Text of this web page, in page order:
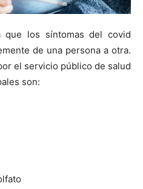
los síntomas del covid
de una persona a otra.
el servicio público de salud
son: